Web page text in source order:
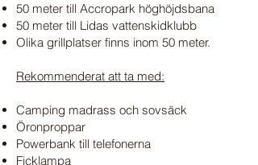
50 meter till Accropark höghöjdsbana
50 meter till Lidas vattenskidklubb
Olika grillplatser finns inom 50 meter.
Rekommenderat att ta med:
Camping madrass och sovsäck
Öronproppar
Powerbank till telefonerna
Ficklampa